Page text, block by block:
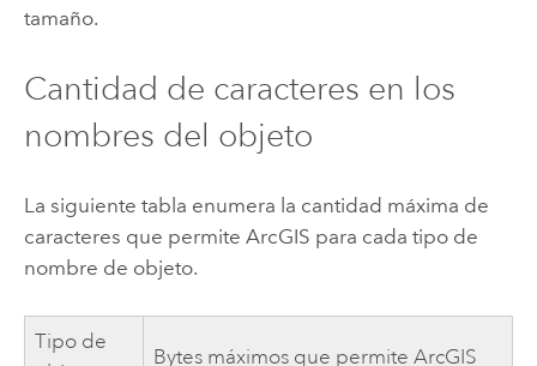
tamaño.
Cantidad de caracteres en los
nombres del objeto
La siguiente tabla enumera la cantidad máxima de
caracteres que permite ArcGIS para cada tipo de
nombre de objeto.
Tipo de
Bytes máximos que permite ArcGIS